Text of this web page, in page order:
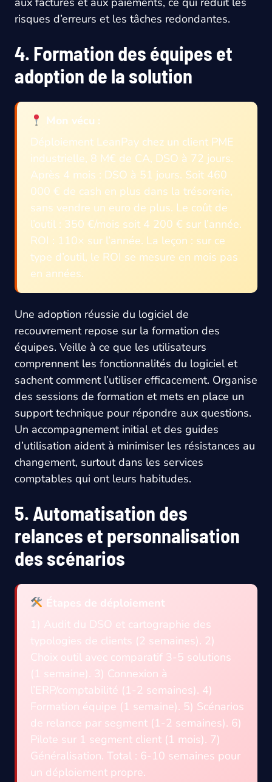
risques d’erreurs et les tâches redondantes.
4. Formation des équipes et
adoption de la solution
Mon vécu :
Déploiement LeanPay chez un client PME
industrielle, 8 M€ de CA, DSO à 72 jours.
Après 4 mois : DSO à 51 jours. Soit 460
000 € de cash en plus dans la trésorerie,
sans vendre un euro de plus. Le coût de
l’outil : 350 €/mois soit 4 200 € sur l’année.
ROI : 110× sur l’année. La leçon : sur ce
type d’outil, le ROI se mesure en mois pas
en années.
Une adoption réussie du logiciel de
recouvrement repose sur la formation des
équipes. Veille à ce que les utilisateurs
comprennent les fonctionnalités du logiciel et
sachent comment l’utiliser efficacement. Organise
des sessions de formation et mets en place un
support technique pour répondre aux questions.
Un accompagnement initial et des guides
d’utilisation aident à minimiser les résistances au
changement, surtout dans les services
comptables qui ont leurs habitudes.
5. Automatisation des
relances et personnalisation
des scénarios
Étapes de déploiement
1) Audit du DSO et cartographie des
typologies de clients (2 semaines). 2)
Choix outil avec comparatif 3-5 solutions
(1 semaine). 3) Connexion à
l’ERP/comptabilité (1-2 semaines). 4)
Formation équipe (1 semaine). 5) Scénarios
de relance par segment (1-2 semaines). 6)
Pilote sur 1 segment client (1 mois). 7)
Généralisation. Total : 6-10 semaines pour
un déploiement propre.